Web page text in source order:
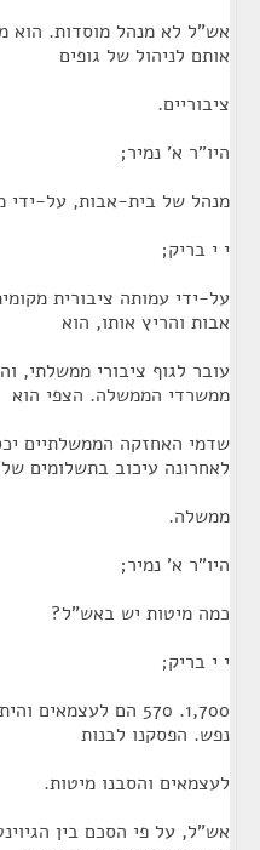
אש"ל לא מנהל מוסדות. הוא
אותם לניהול של גופים
ציבוריים.
היו"ר א' נמיר;
מנהל של בית-אבות, על-ידי
י י בריק;
על-ידי עמותה ציבורית
אבות והריץ אותו, הוא
עובר לגוף ציבורי ממשלתי,
ממשרדי הממשלה. הצפי הוא
שדמי האחזקה הממשלתיים
לאחרונה עיכוב בתשלומים
ממשלה.
היו"ר א' נמיר;
כמה מיטות יש באש"ל?
י י בריק;
1,700. 570 הם
נפש. הפסקנו לבנות
לעצמאים והסבנו מיטות.
אש"ל, על פי הסכם בין